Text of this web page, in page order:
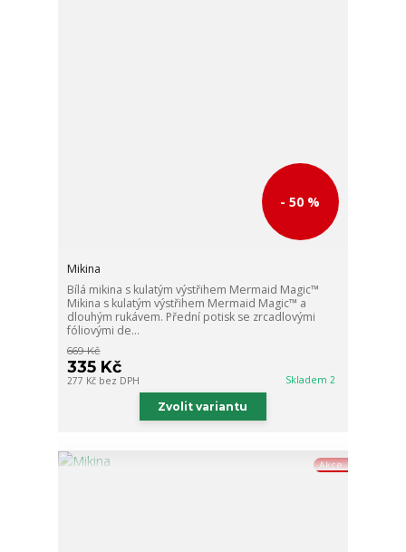
- 50 %
Mikina
Bílá mikina s kulatým výstřihem Mermaid Magic™
Mikina s kulatým výstřihem Mermaid Magic™ a
dlouhým rukávem. Přední potisk se zrcadlovými
fóliovými de...
669 Kč
335 Kč
277 Kč bez DPH Skladem 2
Zvolit variantu
Akce